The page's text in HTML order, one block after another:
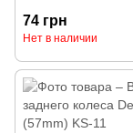
74 грн
Нет в наличии